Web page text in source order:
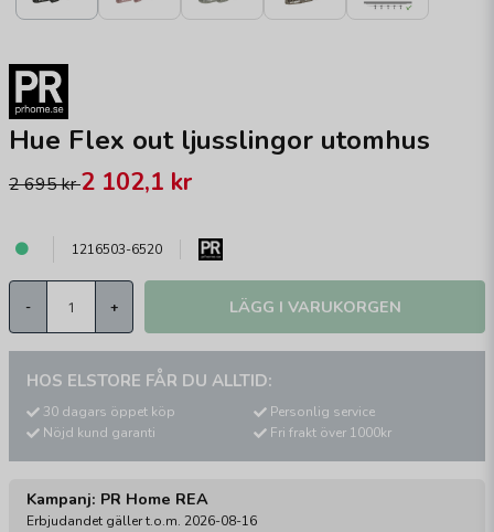
Hue Flex out ljusslingor utomhus
2 695 kr2 102,1 kr
1216503-6520
- + LÄGG I VARUKORGEN
HOS ELSTORE FÅR DU ALLTID:
30 dagars öppet köp
Nöjd kund garanti
Personlig service
Fri frakt över 1000kr
Kampanj: PR Home REA
Erbjudandet gäller t.o.m. 2026-08-16